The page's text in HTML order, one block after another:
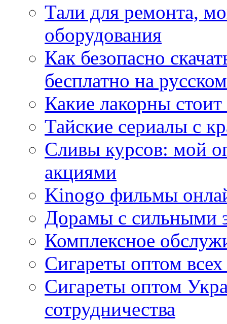
Тали для ремонта,
оборудования
Как безопасно
бесплатно на
Какие лакорны
Тайские сериалы с
Сливы курсов: мой
акциями
Kinogo фильмы
Дорамы с сильными
Комплексное
Сигареты оптом
Сигареты оптом
сотрудничества